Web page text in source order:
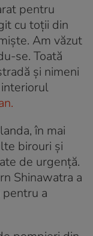
pentru
cu toții din
Am văzut
se. Toată
și nimeni
în mai
birouri și
de urgență.
Shinawatra a
a